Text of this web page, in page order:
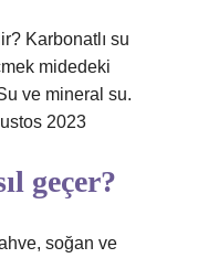
Karbonatlı su
midedeki
ve mineral su.
2023
geçer?
soğan ve